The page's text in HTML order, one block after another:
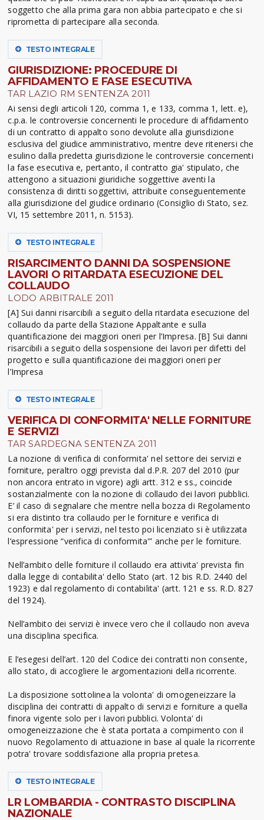
soggetto che alla prima gara non abbia partecipato e che si
riprometta di partecipare alla seconda.
TESTO INTEGRALE
GIURISDIZIONE: PROCEDURE DI
AFFIDAMENTO E FASE ESECUTIVA
TAR LAZIO RM SENTENZA 2011
Ai sensi degli articoli 120, comma 1, e 133, comma 1, lett. e),
c.p.a. le controversie concernenti le procedure di affidamento
di un contratto di appalto sono devolute alla giurisdizione
esclusiva del giudice amministrativo, mentre deve ritenersi che
esulino dalla predetta giurisdizione le controversie concernenti
la fase esecutiva e, pertanto, il contratto gia' stipulato, che
attengono a situazioni giuridiche soggettive aventi la
consistenza di diritti soggettivi, attribuite conseguentemente
alla giurisdizione del giudice ordinario (Consiglio di Stato, sez.
VI, 15 settembre 2011, n. 5153).
TESTO INTEGRALE
RISARCIMENTO DANNI DA SOSPENSIONE
LAVORI O RITARDATA ESECUZIONE DEL
COLLAUDO
LODO ARBITRALE 2011
[A] Sui danni risarcibili a seguito della ritardata esecuzione del
collaudo da parte della Stazione Appaltante e sulla
quantificazione dei maggiori oneri per l’Impresa. [B] Sui danni
risarcibili a seguito della sospensione dei lavori per difetti del
progetto e sulla quantificazione dei maggiori oneri per
l’Impresa
TESTO INTEGRALE
VERIFICA DI CONFORMITA' NELLE FORNITURE
E SERVIZI
TAR SARDEGNA SENTENZA 2011
La nozione di verifica di conformita' nel settore dei servizi e
forniture, peraltro oggi prevista dal d.P.R. 207 del 2010 (pur
non ancora entrato in vigore) agli artt. 312 e ss., coincide
sostanzialmente con la nozione di collaudo dei lavori pubblici.
E’ il caso di segnalare che mentre nella bozza di Regolamento
si era distinto tra collaudo per le forniture e verifica di
conformita' per i servizi, nel testo poi licenziato si è utilizzata
l’espressione “verifica di conformita'” anche per le forniture.
Nell’ambito delle forniture il collaudo era attivita' prevista fin
dalla legge di contabilita' dello Stato (art. 12 bis R.D. 2440 del
1923) e dal regolamento di contabilita' (artt. 121 e ss. R.D. 827
del 1924).
Nell’ambito dei servizi è invece vero che il collaudo non aveva
una disciplina specifica.
E l’esegesi dell’art. 120 del Codice dei contratti non consente,
allo stato, di accogliere le argomentazioni della ricorrente.
La disposizione sottolinea la volonta' di omogeneizzare la
disciplina dei contratti di appalto di servizi e forniture a quella
finora vigente solo per i lavori pubblici. Volonta' di
omogeneizzazione che è stata portata a compimento con il
nuovo Regolamento di attuazione in base al quale la ricorrente
potra' trovare soddisfazione alla propria pretesa.
TESTO INTEGRALE
LR LOMBARDIA - CONTRASTO DISCIPLINA
NAZIONALE